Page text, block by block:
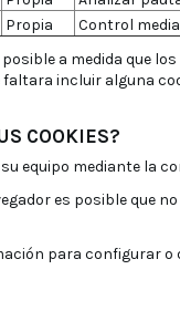
Propia Control
a medida que
incluir alguna
COOKIES?
equipo mediante la
es posible que
para configurar